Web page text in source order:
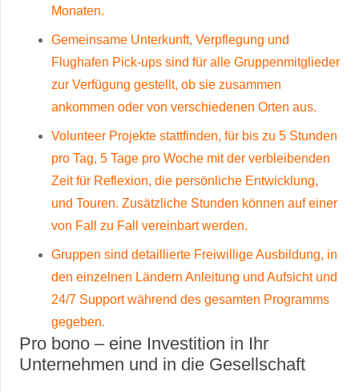
Monaten.
Gemeinsame Unterkunft, Verpflegung und
Flughafen Pick-ups sind für alle Gruppenmitglieder
zur Verfügung gestellt, ob sie zusammen
ankommen oder von verschiedenen Orten aus.
Volunteer Projekte stattfinden, für bis zu 5 Stunden
pro Tag, 5 Tage pro Woche mit der verbleibenden
Zeit für Reflexion, die persönliche Entwicklung,
und Touren. Zusätzliche Stunden können auf einer
von Fall zu Fall vereinbart werden.
Gruppen sind detaillierte Freiwillige Ausbildung, in
den einzelnen Ländern Anleitung und Aufsicht und
24/7 Support während des gesamten Programms
gegeben.
Pro bono – eine Investition in Ihr
Unternehmen und in die Gesellschaft